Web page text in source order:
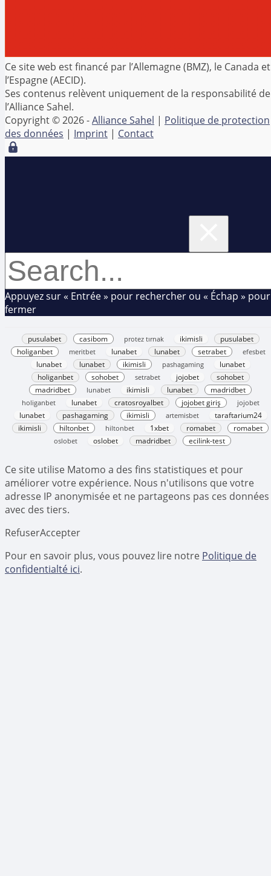
Ce site web est financé par l’Allemagne (BMZ), le Canada et
l’Espagne (AECID).
Ses contenus relèvent uniquement de la responsabilité de
l’Alliance Sahel.
Copyright © 2026 -Alliance Sahel | Politique de protection
des données | Imprint | Contact
Appuyez sur « Entrée » pour rechercher ou « Échap » pour
fermer
pusulabet casibom protez tırnak ikimisli
pusulabet
holiganbet
meritbet lunabet lunabet setrabet
efesbet
lunabet
lunabet ikimisli pashagaming
lunabet
holiganbet
sohobet setrabet jojobet
sohobet
madridbet
lunabet ikimisli lunabet
madridbet
holiganbet
lunabet cratosroyalbet jojobet giriş
jojobet
lunabet
pashagaming ikimisli artemisbet
taraftarium24
ikimisli
hiltonbet hiltonbet 1xbet romabet
romabet
oslobet
oslobet madridbet ecilink-test
Ce site utilise Matomo a des fins statistiques et pour
améliorer votre expérience. Nous n'utilisons que votre
adresse IP anonymisée et ne partageons pas ces données
avec des tiers.
RefuserAccepter
Pour en savoir plus, vous pouvez lire notre Politique de
confidentialté ici.